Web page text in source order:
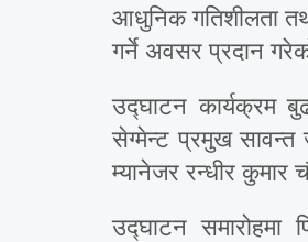
आधुनिक गतिशीलता
गर्ने अवसर प्रदान
उद्घाटन कार्यक्रम
सेग्मेन्ट प्रमुख सावन्त
म्यानेजर रन्धीर कुमार
उद्घाटन समारोहमा